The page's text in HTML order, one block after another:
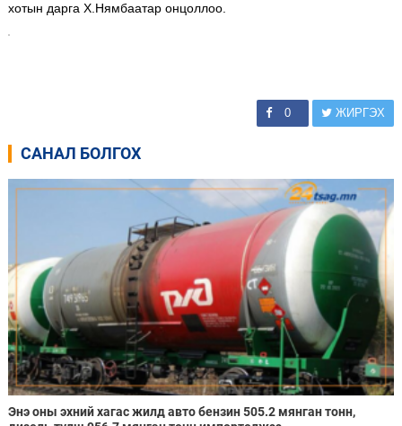
хотын дарга Х.Нямбаатар онцоллоо.
0 ЖИРГЭХ
САНАЛ БОЛГОХ
Энэ оны эхний хагас жилд авто бензин 505.2 мянган тонн,